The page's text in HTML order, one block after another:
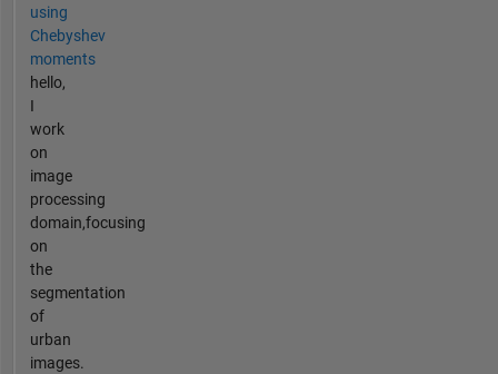
using
Chebyshev
moments
hello,
I
work
on
image
processing
domain,focusing
on
the
segmentation
of
urban
images.